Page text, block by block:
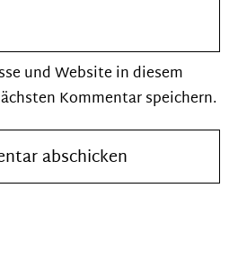
und Website in diesem
Kommentar speichern.